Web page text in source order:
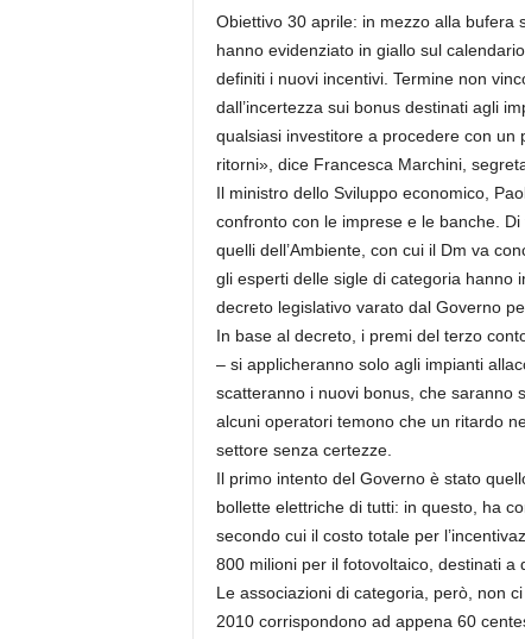
Obiettivo 30 aprile: in mezzo alla bufera
hanno evidenziato in giallo sul
definiti i nuovi incentivi. Termine non
dall’incertezza sui bonus destinati agli
qualsiasi investitore a procedere con
ritorni», dice Francesca Marchini,
Il ministro dello Sviluppo economico,
confronto con le imprese e le banche.
quelli dell’Ambiente, con cui il Dm va
gli esperti delle sigle di categoria hanno
decreto legislativo varato dal Governo
In base al decreto, i premi del terzo
– si applicheranno solo agli impianti
scatteranno i nuovi bonus, che saranno
alcuni operatori temono che un ritardo
settore senza certezze.
Il primo intento del Governo è stato
bollette elettriche di tutti: in questo, ha
secondo cui il costo totale per
800 milioni per il fotovoltaico, destinati a
Le associazioni di categoria, però, non
2010 corrispondono ad appena 60